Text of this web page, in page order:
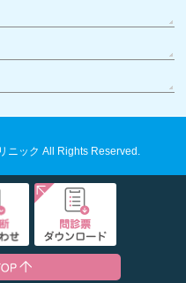
ニック All Rights Reserved.